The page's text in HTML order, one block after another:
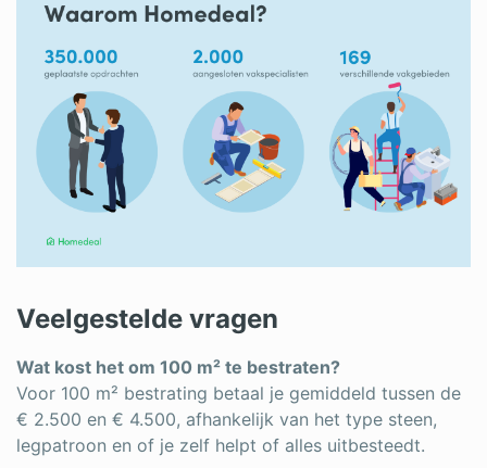
Veelgestelde vragen
Wat kost het om 100 m² te bestraten?
Voor 100 m² bestrating betaal je gemiddeld tussen de
€ 2.500 en € 4.500, afhankelijk van het type steen,
legpatroon en of je zelf helpt of alles uitbesteedt.